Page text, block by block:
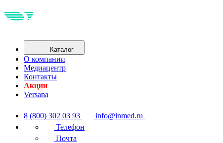
Каталог
О компании
Медиацентр
Контакты
Акции
Versana
8 (800) 302 03 93
info@inmed.ru
Телефон
Почта